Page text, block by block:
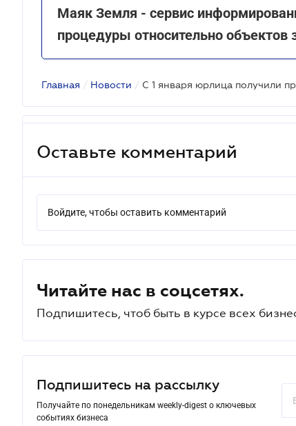
Маяк Земля - сервис
процедуры относительно объектов
Главная / Новости /
Оставьте комментарий
Войдите, чтобы оставить комментарий
Читайте нас в соцсетях.
Подпишитесь, чтоб быть в курсе всех
Подпишитесь на рассылку
Получайте по понедельникам weekly-digest о ключевых
событиях бизнеса